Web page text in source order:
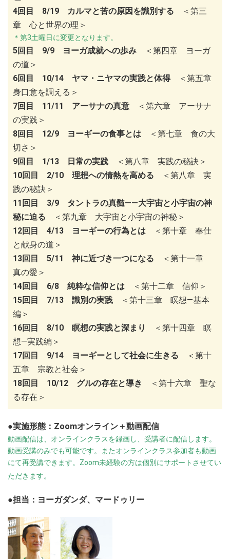
4回目 8/19 カルマと苦の原因を識別する
＜第三
章 心と世界の理＞
＊第3土曜日に変更となります。
5回目 9/9 ヨーガ成就への歩み
＜第四章 ヨーガ
の道＞
6回目 10/14 ヤマ・ニヤマの実践と体得
＜第五章
身口意を調える＞
7回目 11/11 アーサナの真意
＜第六章 アーサナ
の実践＞
8回目 12/9 ヨーギーの食事とは
＜第七章 食の大
切さ＞
9回目 1/13 日常の実践
＜第八章 実践の秘訣＞
10回目 2/10 理想への情熱を高める
＜第八章 実
践の秘訣＞
11回目 3/9 タントラの真髄――大宇宙と小宇宙の神
秘に迫る
＜第九章 大宇宙と小宇宙の神秘＞
12回目 4/13 ヨーギーの行為とは
＜第十章 奉仕
と献身の道＞
13回目 5/11 神に近づき一つになる
＜第十一章
真の愛＞
14回目 6/8 純粋な信仰とは
＜第十二章 信仰＞
15回目 7/13 識別の実践
＜第十三章 瞑想―基本
編＞
16回目 8/10 瞑想の実践と深まり
＜第十四章 瞑
想―実践編＞
17回目 9/14 ヨーギーとして社会に生きる
＜第十
五章 宗教と社会＞
18回目 10/12 グルの存在と導き
＜第十六章 聖な
る存在＞
●実施形態：Zoomオンライン＋動画配信
動画配信は、オンラインクラスを録画し、受講者に配信します。
動画受講のみでも可能です。またオンラインクラス参加者も動画
にて再受講できます。Zoom未経験の方は個別にサポートさせてい
ただきます。
●担当：ヨーガダンダ、マードゥリー